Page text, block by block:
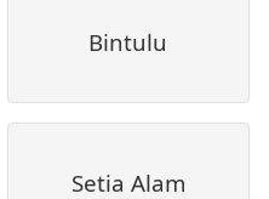
Bintulu
Setia Alam